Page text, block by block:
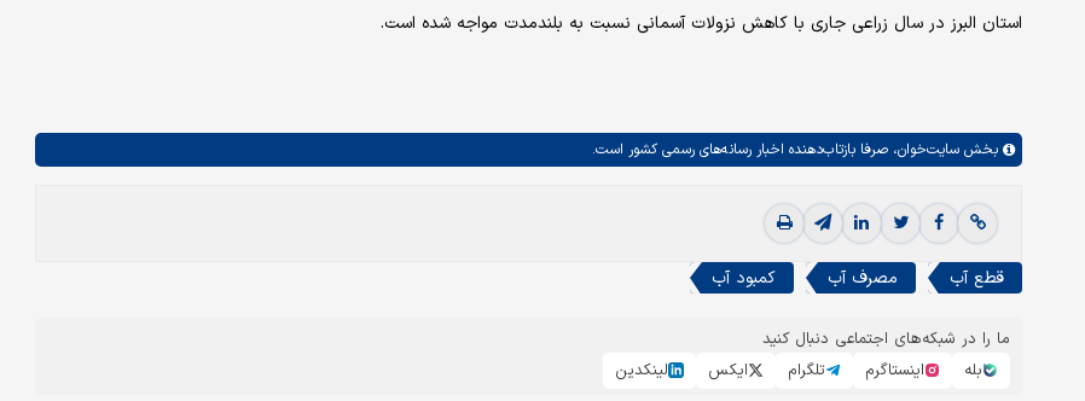
استان البرز در سال زراعی جاری با کاهش نزولات آسمانی نسبت به بلندمدت مواجه شده است.
بخش سایت‌خوان، صرفا بازتاب‌دهنده اخبار رسانه‌های رسمی کشور است.
قطع آب مصرف آب کمبود آب
ما را در شبکه‌های اجتماعی دنبال کنید
بله
اینستاگرم تلگرام ایکس لینکدین